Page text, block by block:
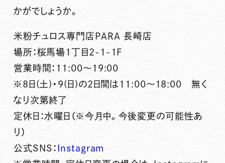
かがでしょうか。
米粉チュロス専門店PARA 長崎店
場所：桜馬場1丁目2-1-1F
営業時間：11:00～19:00
※8日(土)・9(日)の2日間は11:00～18:00 無く
なり次第終了
定休日：水曜日（※今月中。今後変更の可能性あ
り）
公式SNS： Instagram